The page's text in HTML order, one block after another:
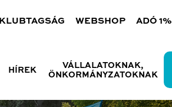
KLUBTAGSÁG WEBSHOP ADÓ 1%
HÍREK
VÁLLALATOKNAK,
ÖNKORMÁNYZATOKNAK